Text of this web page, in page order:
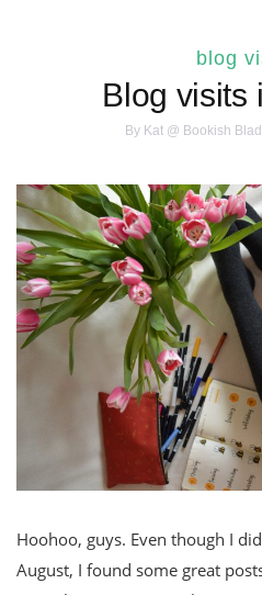
blog
Blog visits
By Kat @ Bookish
Hoohoo, guys. Even though I
August, I found some great